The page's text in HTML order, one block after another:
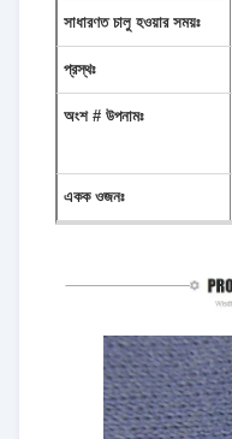
সাধারণত চালু হওয়ার সময়ঃ
প্রস্থঃ
অংশ # উপনামঃ
একক ওজনঃ